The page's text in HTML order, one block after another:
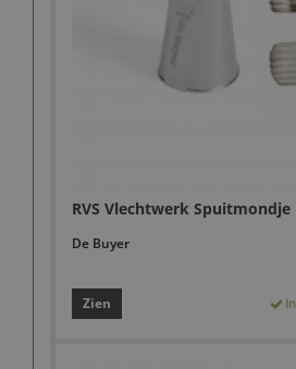
RVS Vlechtwerk Spuitmondje
De Buyer
Zien